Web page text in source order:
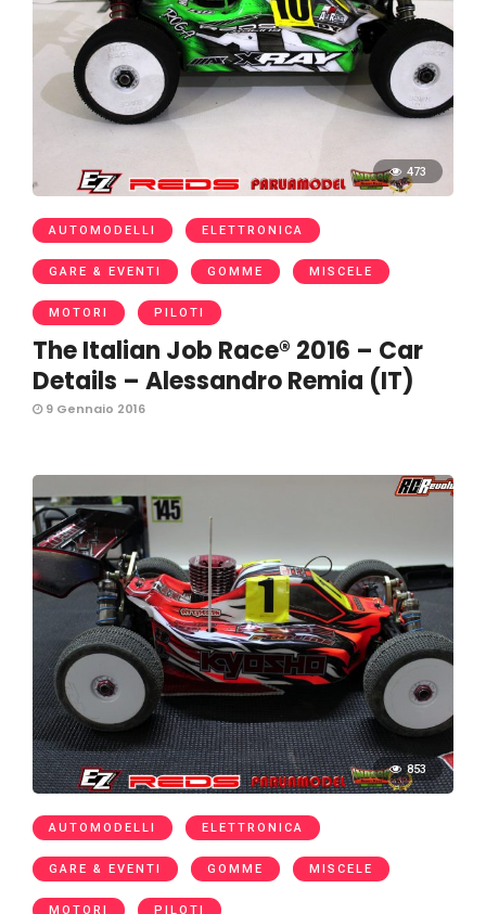
473
AUTOMODELLI ELETTRONICA
GARE & EVENTI GOMME MISCELE
MOTORI PILOTI
The Italian Job Race® 2016 – Car
Details – Alessandro Remia (IT)
9 Gennaio 2016
853
AUTOMODELLI ELETTRONICA
GARE & EVENTI GOMME MISCELE
MOTORI PILOTI